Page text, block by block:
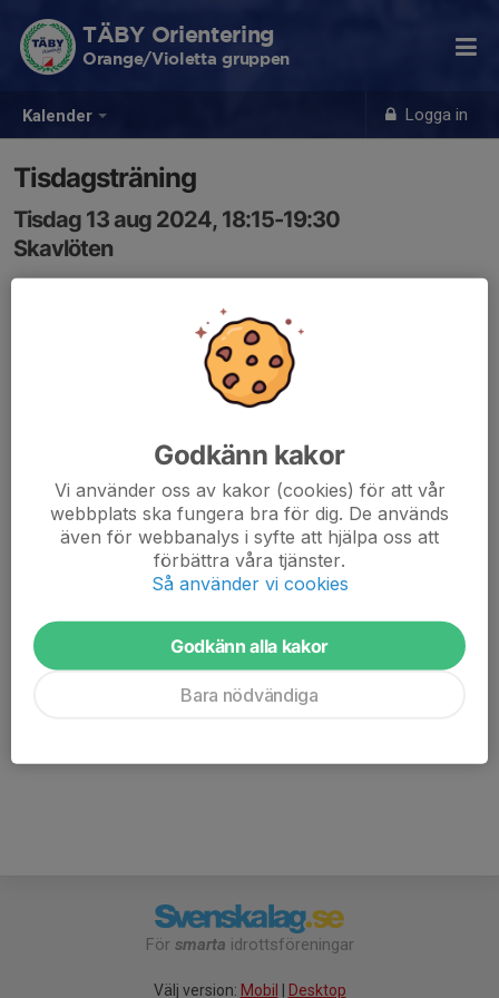
Kalender Logga in
TÄBY Orientering
Orange/Violetta gruppen
Tisdagsträning
Tisdag 13 aug 2024, 18:15-19:30
Skavlöten
Övning: stegringsbana.
Tag med plastficka, kompass samt skor för skog.
Kom ihåg att du inte glömmer att pricka av dig på listan
Ta med ombyte så du kan duscha och bada bastu eller
kanske t o m bada i sjön efter träningen.
Efter fikar vi gemensamt i stugan vilket är en stor del i
att få kompisar och gemenskap med övriga i klubben.
Vill du ha en karta och var med och träna? Svara på
kallelsen senast måndag, dvs dagen innan, så vi kan
planera hur många kartor vi behöver skriva ut.
För smarta idrottsföreningar
Välj version: Mobil Desktop
Godkänn kakor
Vi använder oss av kakor (cookies) för att vår
webbplats ska fungera bra för dig. De används
även för webbanalys i syfte att hjälpa oss att
förbättra våra tjänster.
Så använder vi cookies
Godkänn alla kakor
Bara nödvändiga